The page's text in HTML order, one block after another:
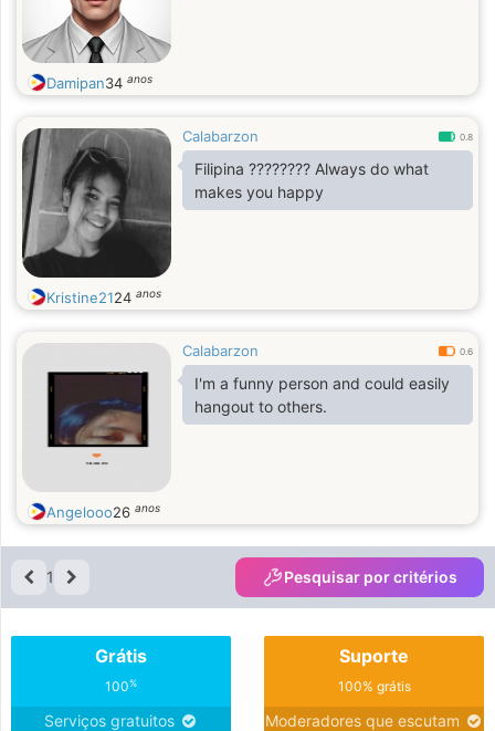
Damipan34 anos
Calabarzon 0.8
Filipina ???????? Always do what
makes you happy
Kristine2124 anos
Calabarzon 0.6
I'm a funny person and could easily
hangout to others.
Angelooo26 anos
1 Pesquisar por critérios
Grátis
100%
Serviços gratuitos
Suporte
100% grátis
Moderadores que escutam